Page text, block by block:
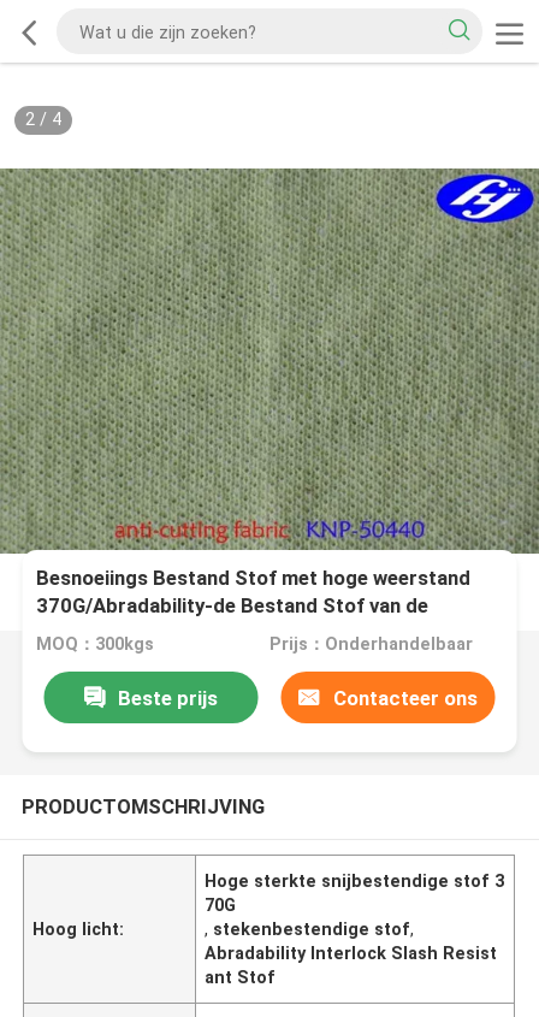
2/ 4
Besnoeiings Bestand Stof met hoge weerstand
370G/Abradability-de Bestand Stof van de
Koppelingsschuine streep
MOQ：300kgs Prijs：Onderhandelbaar
Beste prijs Contacteer ons
PRODUCTOMSCHRIJVING
Hoog licht:
Hoge sterkte snijbestendige stof 3
70G
, stekenbestendige stof,
Abradability Interlock Slash Resist
ant Stof